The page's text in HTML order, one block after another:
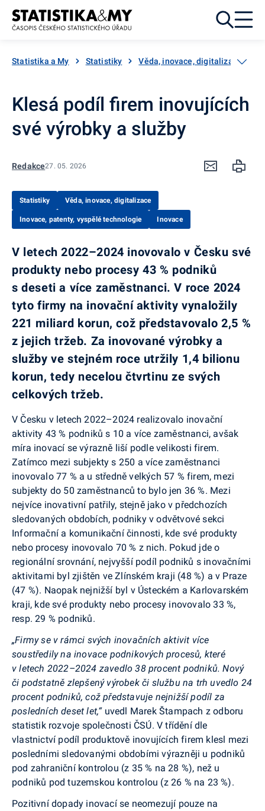
Přejít k obsahu
Statistika a My Statistiky Věda, inovace, digitalizace
Klesá podíl firem inovujících
své výrobky a služby
Redakce27. 05. 2026
Statistiky Věda, inovace, digitalizace
Inovace, patenty, vyspělé technologie Inovace
V letech 2022–2024 inovovalo v Česku své
produkty nebo procesy 43 % podniků
s deseti a více zaměstnanci. V roce 2024
tyto firmy na inovační aktivity vynaložily
221 miliard korun, což představovalo 2,5 %
z jejich tržeb. Za inovované výrobky a
služby ve stejném roce utržily 1,4 bilionu
korun, tedy necelou čtvrtinu ze svých
celkových tržeb.
V Česku v letech 2022–2024 realizovalo inovační
aktivity 43 % podniků s 10 a více zaměstnanci, avšak
míra inovací se výrazně liší podle velikosti firem.
Zatímco mezi subjekty s 250 a více zaměstnanci
inovovalo 77 % a u středně velkých 57 % firem, mezi
subjekty do 50 zaměstnanců to bylo jen 36 %. Mezi
nejvíce inovativní patřily, stejně jako v předchozích
sledovaných obdobích, podniky v odvětvové sekci
Informační a komunikační činnosti, kde své produkty
nebo procesy inovovalo 70 % z nich. Pokud jde o
regionální srovnání, nejvyšší podíl podniků s inovačními
aktivitami byl zjištěn ve Zlínském kraji (48 %) a v Praze
(47 %). Naopak nejnižší byl v Ústeckém a Karlovarském
kraji, kde své produkty nebo procesy inovovalo 33 %,
resp. 29 % podniků.
„Firmy se v rámci svých inovačních aktivit více
soustředily na inovace podnikových procesů, které
v letech 2022–2024 zavedlo 38 procent podniků. Nový
či podstatně zlepšený výrobek či službu na trh uvedlo 24
procent podniků, což představuje nejnižší podíl za
posledních deset let,“uvedl Marek Štampach z odboru
statistik rozvoje společnosti ČSÚ. V třídění dle
vlastnictví podíl produktově inovujících firem klesl mezi
posledními sledovanými obdobími výrazněji u podniků
pod zahraniční kontrolou (z 35 % na 28 %), než u
podniků pod tuzemskou kontrolou (z 26 % na 23 %).
Pozitivní dopady inovací se neomezují pouze na